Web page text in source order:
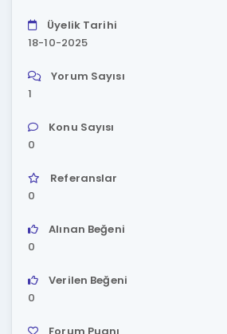
Üyelik Tarihi
18-10-2025
Yorum Sayısı
1
Konu Sayısı
0
Referanslar
0
Alınan Beğeni
0
Verilen Beğeni
0